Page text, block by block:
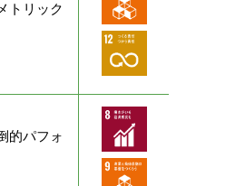
トリック
的パフォ